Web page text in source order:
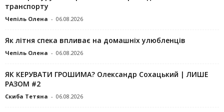
транспорту
Чепіль Олена - 06.08.2026
Як літня спека впливає на домашніх улюбленців
Чепіль Олена - 06.08.2026
ЯК КЕРУВАТИ ГРОШИМА? Олександр Сохацький | ЛИШЕ
РАЗОМ #2
Скиба Тетяна - 06.08.2026